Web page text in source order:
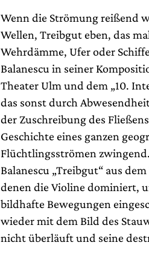
Wenn die Strömung reißend
Wellen, Treibgut eben, das
Wehrdämme, Ufer oder
Balanescu in seiner
Theater Ulm und dem „10.
das sonst durch
der Zuschreibung des
Geschichte eines ganzen
Flüchtlingsströmen
Balanescu „Treibgut“ aus
denen die Violine dominiert,
bildhafte Bewegungen
wieder mit dem Bild des
nicht überläuft und seine